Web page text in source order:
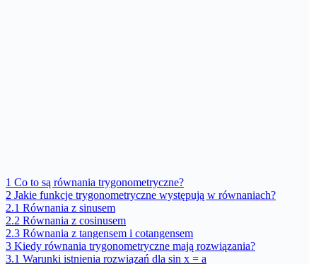
1 Co to są równania trygonometryczne?
2 Jakie funkcje trygonometryczne występują w równaniach?
2.1 Równania z sinusem
2.2 Równania z cosinusem
2.3 Równania z tangensem i cotangensem
3 Kiedy równania trygonometryczne mają rozwiązania?
3.1 Warunki istnienia rozwiązań dla sin x = a